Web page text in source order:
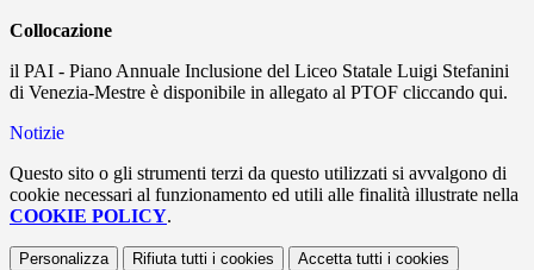
Collocazione
il PAI - Piano Annuale Inclusione del Liceo Statale Luigi Stefanini
di Venezia-Mestre è disponibile in allegato al PTOF cliccando qui.
Notizie
Questo sito o gli strumenti terzi da questo utilizzati si avvalgono di
cookie necessari al funzionamento ed utili alle finalità illustrate nella
COOKIE POLICY.
Personalizza Rifiuta tutti i cookies Accetta tutti i cookies